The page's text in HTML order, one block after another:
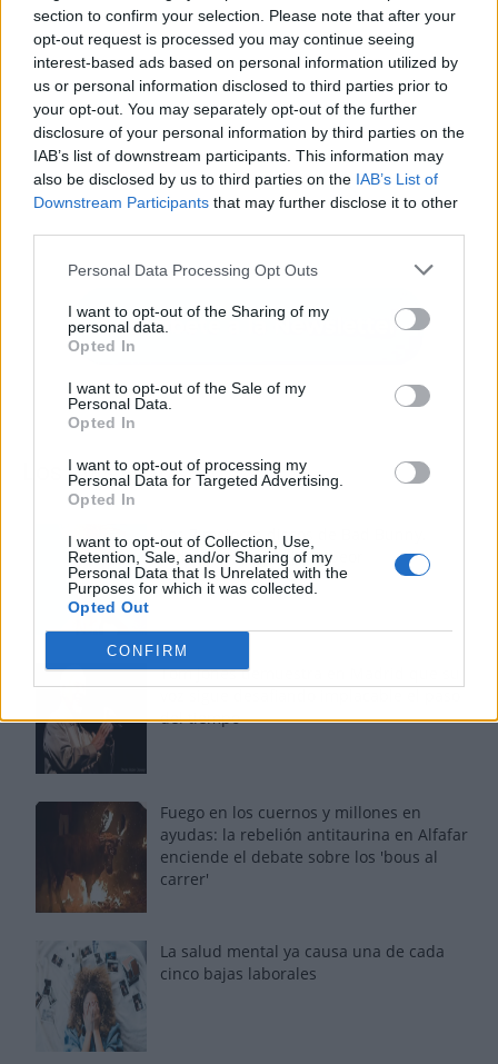
section to confirm your selection. Please note that after your
opt-out request is processed you may continue seeing
interest-based ads based on personal information utilized by
us or personal information disclosed to third parties prior to
your opt-out. You may separately opt-out of the further
disclosure of your personal information by third parties on the
IAB’s list of downstream participants. This information may
also be disclosed by us to third parties on the IAB’s List of
Downstream Participants that may further disclose it to other
Personal Data Processing Opt Outs
I want to opt-out of the Sharing of my
personal data.
Opted In
I want to opt-out of the Sale of my
Personal Data.
Opted In
I want to opt-out of processing my
Personal Data for Targeted Advertising.
Opted In
I want to opt-out of Collection, Use,
Retention, Sale, and/or Sharing of my
Personal Data that Is Unrelated with the
Purposes for which it was collected.
Opted Out
CONFIRM
Los más vistos
Los 7 mejores discos de Bad Bunny,
ordenados de mejor a peor
Tom Jones demuestra en Madrid que su
del tiempo
Fuego en los cuernos y millones en
ayudas: la rebelión antitaurina en Alfafar
enciende el debate sobre los 'bous al
carrer'
La salud mental ya causa una de cada
cinco bajas laborales